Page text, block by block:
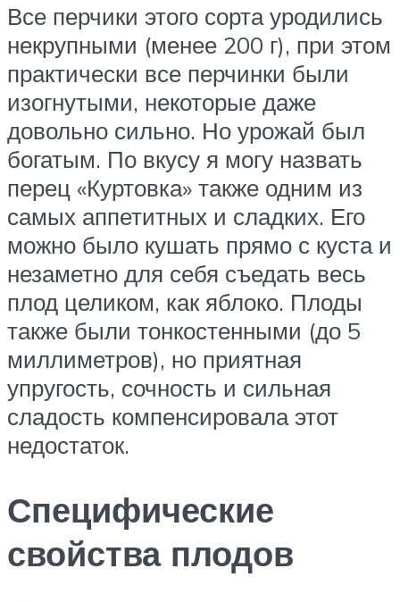
Все перчики этого сорта уродились
некрупными (менее 200 г), при этом
практически все перчинки были
изогнутыми, некоторые даже
довольно сильно. Но урожай был
богатым. По вкусу я могу назвать
перец «Куртовка» также одним из
самых аппетитных и сладких. Его
можно было кушать прямо с куста и
незаметно для себя съедать весь
плод целиком, как яблоко. Плоды
также были тонкостенными (до 5
миллиметров), но приятная
упругость, сочность и сильная
сладость компенсировала этот
недостаток.
Специфические
свойства плодов